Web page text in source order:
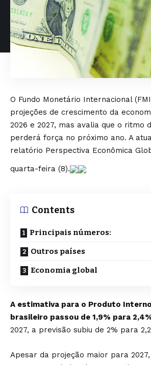
O Fundo Monetário Internacional
projeções de crescimento da
2026 e 2027, mas avalia que o ritmo
perderá força no próximo ano. A
relatório Perspectiva Econômica
quarta-feira (8).
Contents
Principais números:
Outros países
Economia global
A estimativa para o Produto
brasileiro passou de 1,9% para
2027, a previsão subiu de 2% para
Apesar da projeção maior para